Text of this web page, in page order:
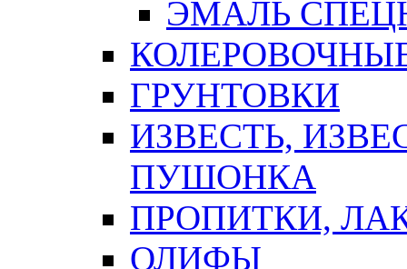
ЭМАЛЬ
ГРУНТОВКИ
ИЗВЕСТЬ,
ПУШОНКА
ПРОПИТКИ,
ОЛИФЫ